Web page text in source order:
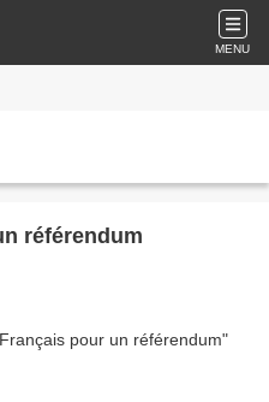
MENU
référendum